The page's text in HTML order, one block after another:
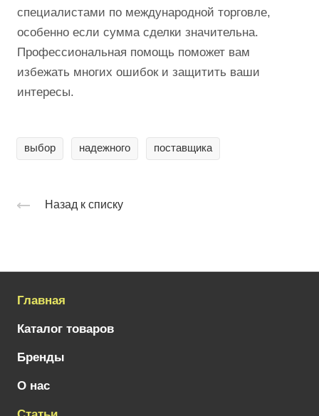
специалистами по международной торговле,
особенно если сумма сделки значительна.
Профессиональная помощь поможет вам
избежать многих ошибок и защитить ваши
интересы.
выбор надежного поставщика
Назад к списку
Главная
Каталог товаров
Бренды
О нас